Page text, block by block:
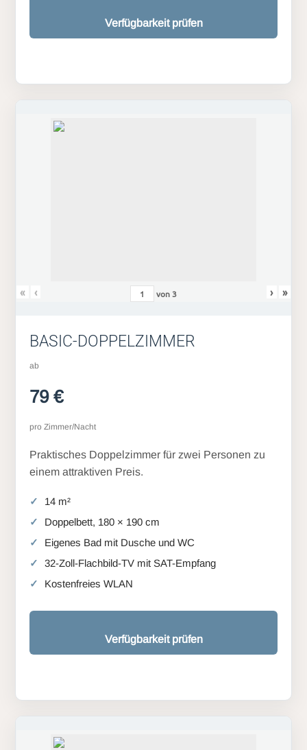
Verfügbarkeit prüfen
« ‹ von3 › »
BASIC-DOPPELZIMMER
ab
79 €
pro Zimmer/Nacht
Praktisches Doppelzimmer für zwei Personen zu
einem attraktiven Preis.
14 m²
Doppelbett, 180 × 190 cm
Eigenes Bad mit Dusche und WC
32-Zoll-Flachbild-TV mit SAT-Empfang
Kostenfreies WLAN
Verfügbarkeit prüfen